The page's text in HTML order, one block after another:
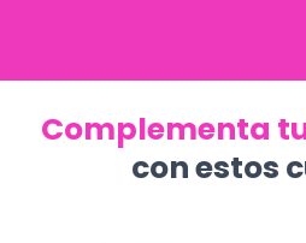
Complementa
con estos